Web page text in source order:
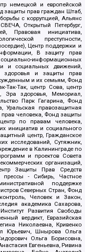
немецкой и европейской
защиты прав граждан Штаб,
с коррупцией, Альянс
Открытый Петербург,
Правовая инициатива,
преступности,
Центр поддержки и
В защиту прав
информационных
и социальных движений,
здоровья и защиты прав
и их семьям, Фонд
Так-Так, центр Сова, центр
Эра здоровья, Мемориал,
Парк Гагарина, Фонд
Уральская правозащитная
человека, Фонд защиты
по правам человека,
инициатив и социального
центр, Гражданское
исследований, Сутяжник,
в Калининграде по
и проектов Совета
организаций,
Защиты Прав Средств
прессы - Сибирь, Частное
поддержке
Северных Стран, Фонд
Человек и Закон,
академика Сахарова,
Развития Свободы
вердикт, Евразийская
Николаевна, Кривенко
Юрьевич, Шнырова Ольга
Ольга Борисовна,
Евгеньевна, Ривина